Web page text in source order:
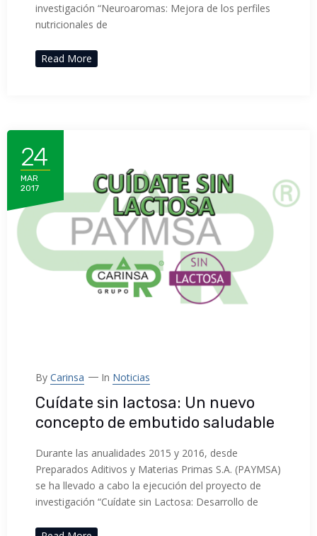
investigación “Neuroaromas: Mejora de los perfiles
nutricionales de
Read More
24
MAR
2017
By Carinsa In Noticias
Cuídate sin lactosa: Un nuevo
concepto de embutido saludable
Durante las anualidades 2015 y 2016, desde
Preparados Aditivos y Materias Primas S.A. (PAYMSA)
se ha llevado a cabo la ejecución del proyecto de
investigación “Cuídate sin Lactosa: Desarrollo de